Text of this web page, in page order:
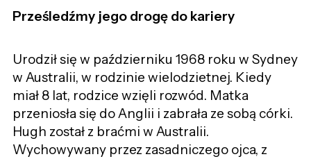
Prześledźmy jego drogę do kariery
Urodził się w październiku 1968 roku w Sydney
w Australii, w rodzinie wielodzietnej. Kiedy
miał 8 lat, rodzice wzięli rozwód. Matka
przeniosła się do Anglii i zabrała ze sobą córki.
Hugh został z braćmi w Australii.
Wychowywany przez zasadniczego ojca, z